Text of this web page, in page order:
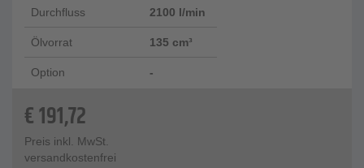
Durchfluss 2100 l/min
Ölvorrat 135 cm³
Option -
€191,72
Preis inkl. MwSt.
versandkostenfrei